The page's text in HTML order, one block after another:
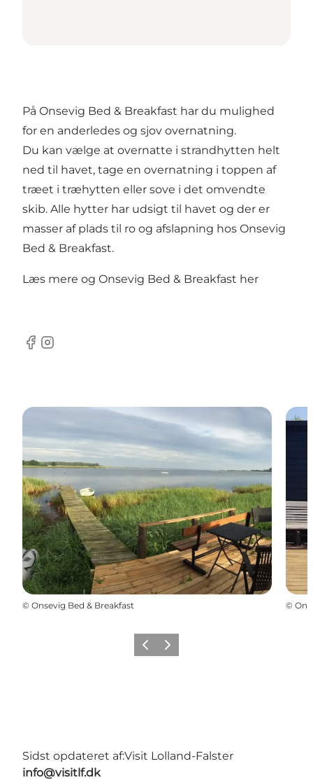
På Onsevig Bed & Breakfast har du mulighed
for en anderledes og sjov overnatning.
Du kan vælge at overnatte i strandhytten helt
ned til havet, tage en overnatning i toppen af
træet i træhytten eller sove i det omvendte
skib. Alle hytter har udsigt til havet og der er
masser af plads til ro og afslapning hos Onsevig
Bed & Breakfast.
Læs mere og Onsevig Bed & Breakfast her
Facebook
Instagram
© Onsevig Bed & Breakfast ©
ForrigeNæste
Sidst opdateret af:Visit Lolland-Falster
info@visitlf.dk